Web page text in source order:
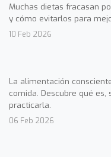
Muchas dietas fracasan
y cómo evitarlos para
10 Feb 2026
La alimentación
comida. Descubre qué
practicarla.
06 Feb 2026